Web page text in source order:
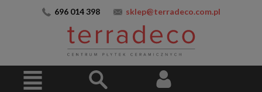
696 014 398 sklep@terradeco.com.pl